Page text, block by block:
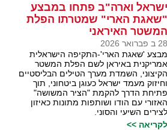
ישראל וארה"ב פתחו במבצע
"שאגת הארי" שמטרתו הפלת
המשטר האיראני
28 ב פברואר 2026
מבצע 'שאגת הארי'-התקיפה הישראלית
אמריקנית באיראן לשם הפלת המשטר
הקיצוני, השמדת מערך הטילים הבליסטיים
וחיזוק מעמד ישראל כעוגן ביטחוני, תוך
פתיחת הדרך להקמת "הציר המשושה"
האזורי עם הודו ושותפות מתונות כאיזון
לצירים השיעי והסוני.
לקריאה >>